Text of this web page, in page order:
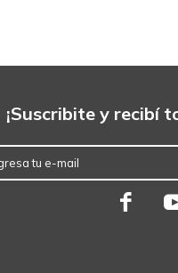
¡Suscribite y recibí
